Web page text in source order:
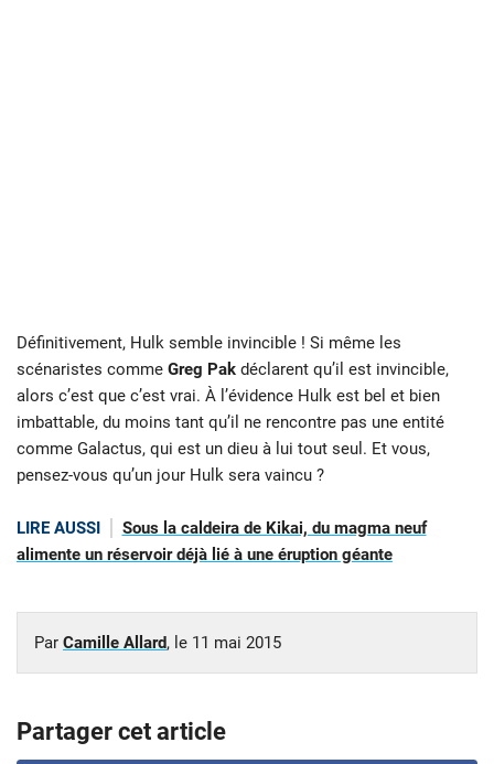
Définitivement, Hulk semble invincible ! Si même les
scénaristes comme Greg Pak déclarent qu’il est invincible,
alors c’est que c’est vrai. À l’évidence Hulk est bel et bien
imbattable, du moins tant qu’il ne rencontre pas une entité
comme Galactus, qui est un dieu à lui tout seul. Et vous,
pensez-vous qu’un jour Hulk sera vaincu ?
LIRE AUSSI
Sous la caldeira de Kikai, du magma neuf
alimente un réservoir déjà lié à une éruption géante
Par Camille Allard, le 11 mai 2015
Partager cet article